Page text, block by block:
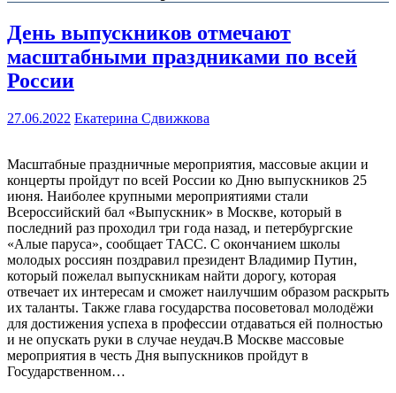
День выпускников отмечают
масштабными праздниками по всей
России
27.06.2022 Екатерина Сдвижкова
Масштабные праздничные мероприятия, массовые акции и
концерты пройдут по всей России ко Дню выпускников 25
июня. Наиболее крупными мероприятиями стали
Всероссийский бал «Выпускник» в Москве, который в
последний раз проходил три года назад, и петербургские
«Алые паруса», сообщает ТАСС. С окончанием школы
молодых россиян поздравил президент Владимир Путин,
который пожелал выпускникам найти дорогу, которая
отвечает их интересам и сможет наилучшим образом раскрыть
их таланты. Также глава государства посоветовал молодёжи
для достижения успеха в профессии отдаваться ей полностью
и не опускать руки в случае неудач.В Москве массовые
мероприятия в честь Дня выпускников пройдут в
Государственном…